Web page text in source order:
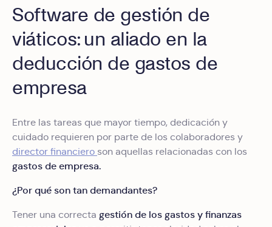
Software de gestión de
viáticos: un aliado en la
deducción de gastos de
empresa
Entre las tareas que mayor tiempo, dedicación y
cuidado requieren por parte de los colaboradores y
director financiero son aquellas relacionadas con los
gastos de empresa.
¿Por qué son tan demandantes?
Tener una correcta gestión de los gastos y finanzas